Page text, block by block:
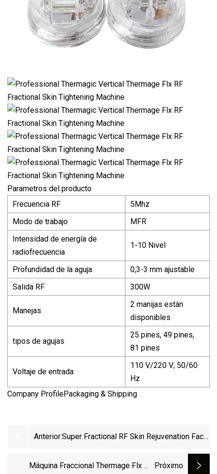
Parametros del producto
Frecuencia RF
5Mhz
Modo de trabajo
MFR
Intensidad de energía de
radiofrecuencia
1-10 Nivel
Profundidad de la aguja
0,3-3 mm ajustable
Salida RF
300W
Manejas
2 manijas están
disponibles
tipos de agujas
25 pines, 49 pines,
81 pines
Voltaje de entrada
110 V/220 V; 50/60
Hz
Company ProfilePackaging & Shipping
Anterior:Super Fractional RF Skin Rejuvenation Face
Máquina Fraccional Thermage Flx RF :próximo